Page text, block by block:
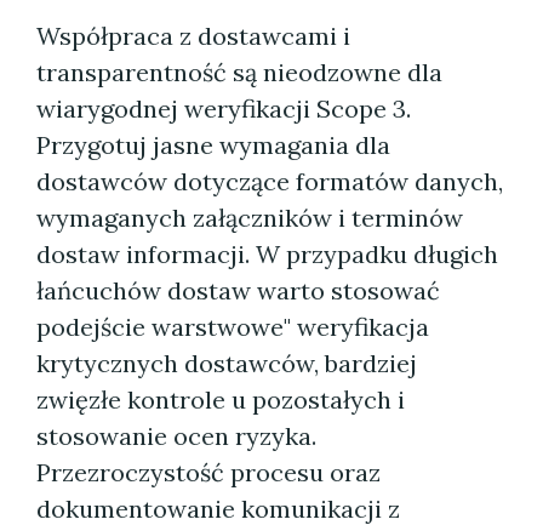
Współpraca z dostawcami i
transparentność są nieodzowne dla
wiarygodnej weryfikacji Scope 3.
Przygotuj jasne wymagania dla
dostawców dotyczące formatów danych,
wymaganych załączników i terminów
dostaw informacji. W przypadku długich
łańcuchów dostaw warto stosować
podejście warstwowe" weryfikacja
krytycznych dostawców, bardziej
zwięzłe kontrole u pozostałych i
stosowanie ocen ryzyka.
Przezroczystość procesu oraz
dokumentowanie komunikacji z